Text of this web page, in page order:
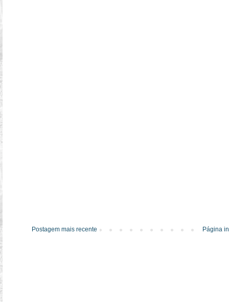
Postagem mais recente Página